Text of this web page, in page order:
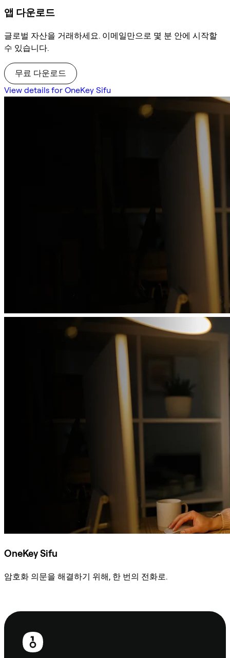
앱 다운로드
글로벌 자산을 거래하세요. 이메일만으로 몇 분 안에 시작할
수 있습니다.
무료 다운로드
View details for OneKey Sifu
OneKey Sifu
암호화 의문을 해결하기 위해, 한 번의 전화로.
보